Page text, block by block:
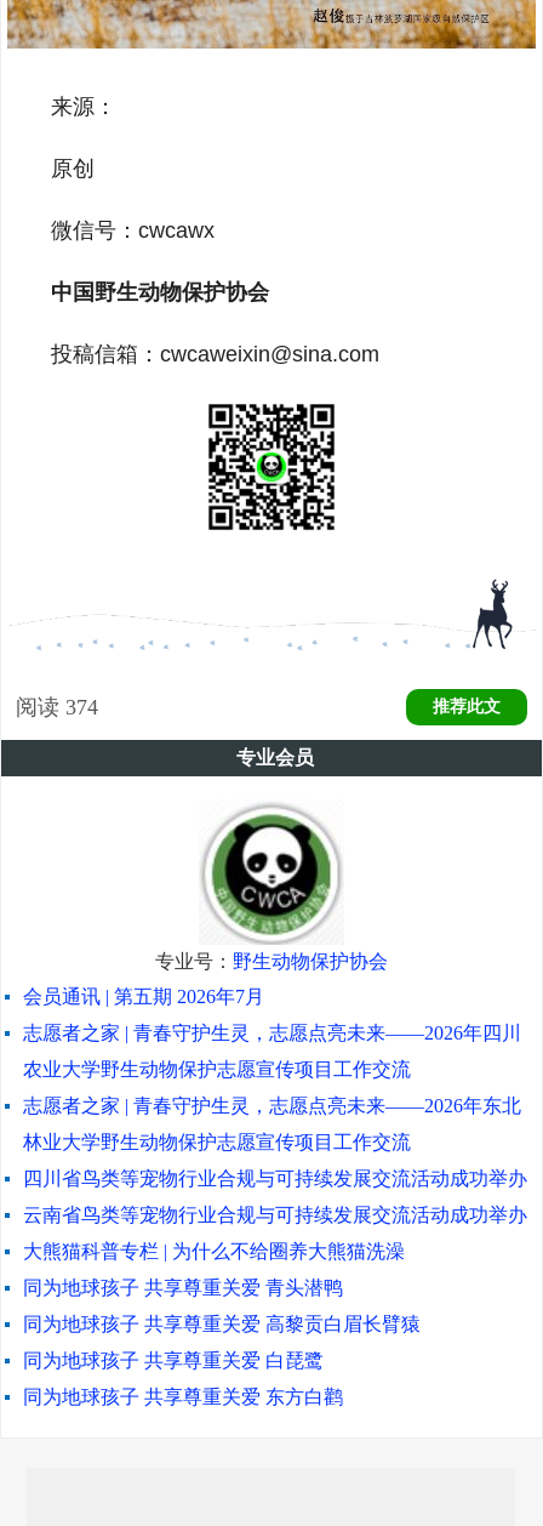
来源：
原创
微信号：cwcawx
中国野生动物保护协会
投稿信箱：cwcaweixin@sina.com
阅读 374 推荐此文
专业会员
专业号： 野生动物保护协会
会员通讯 | 第五期 2026年7月
志愿者之家 | 青春守护生灵，志愿点亮未来——2026年四川
农业大学野生动物保护志愿宣传项目工作交流
志愿者之家 | 青春守护生灵，志愿点亮未来——2026年东北
林业大学野生动物保护志愿宣传项目工作交流
四川省鸟类等宠物行业合规与可持续发展交流活动成功举办
云南省鸟类等宠物行业合规与可持续发展交流活动成功举办
大熊猫科普专栏 | 为什么不给圈养大熊猫洗澡
同为地球孩子 共享尊重关爱 青头潜鸭
同为地球孩子 共享尊重关爱 高黎贡白眉长臂猿
同为地球孩子 共享尊重关爱 白琵鹭
同为地球孩子 共享尊重关爱 东方白鹳